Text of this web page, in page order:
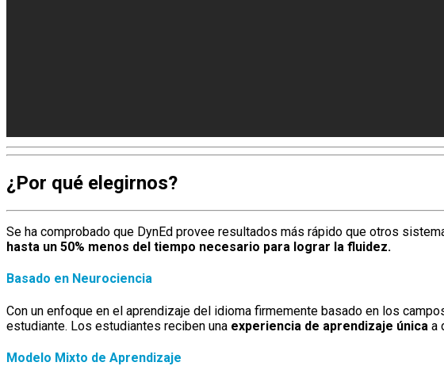
¿Por qué elegirnos?
Se ha comprobado que DynEd provee resultados más rápido que otros
hasta un 50% menos del tiempo necesario para lograr la fluidez.
Basado en Neurociencia
Con un enfoque en el aprendizaje del idioma firmemente basado en los
estudiante. Los estudiantes reciben una experiencia de aprendizaje única a
Modelo Mixto de Aprendizaje